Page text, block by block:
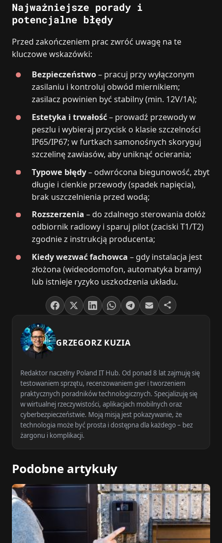
Najważniejsze porady i
potencjalne błędy
Przed zakończeniem prac zwróć uwagę na te
kluczowe wskazówki:
Bezpieczeństwo– pracuj przy wyłączonym
zasilaniu i kontroluj obwód miernikiem;
zasilacz powinien być stabilny (min. 12V/1A);
Estetyka i trwałość– prowadź przewody w
peszlu i wybieraj przycisk o klasie szczelności
IP65/IP67; w furtkach samonośnych skoryguj
szczelinę zawiasów, aby uniknąć ocierania;
Typowe błędy– odwrócona biegunowość, zbyt
długie i cienkie przewody (spadek napięcia),
brak uszczelnienia przed wodą;
Rozszerzenia – do zdalnego sterowania dołóż
odbiornik radiowy i sparuj pilot (zaciski T1/T2)
zgodnie z instrukcją producenta;
Kiedy wezwać fachowca – gdy instalacja jest
złożona (wideodomofon, automatyka bramy)
lub istnieje ryzyko uszkodzenia układu.
GRZEGORZ KUZIA
Redaktor naczelny Poland IT Hub. Od ponad 8 lat zajmuję się
testowaniem sprzętu, recenzowaniem gier i tworzeniem
praktycznych poradników technologicznych. Specjalizuję się
w wirtualnej rzeczywistości, aplikacjach mobilnych oraz
cyberbezpieczeństwie. Moją misją jest pokazywanie, że
technologia może być prosta i dostępna dla każdego – bez
żargonu i komplikacji.
Podobne artykuły